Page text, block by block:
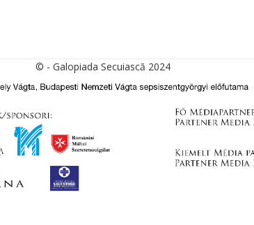
© - Galopiada Secuiască 2024